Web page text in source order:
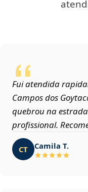
Fui atendida
Campos dos
quebrou na
profissional.
CT Camila T.